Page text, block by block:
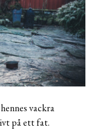
vackra
på ett fat.